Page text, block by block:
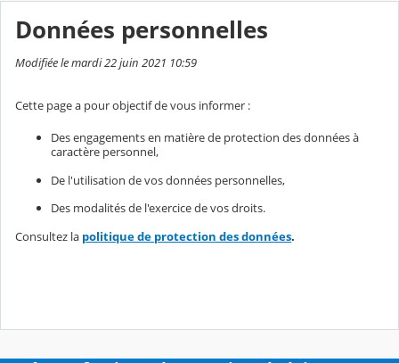
Données personnelles
Modifiée le mardi 22 juin 2021 10:59
Cette page a pour objectif de vous informer :
Des engagements en matière de protection des données à
caractère personnel,
De l'utilisation de vos données personnelles,
Des modalités de l'exercice de vos droits.
Consultez la politique de protection des données.